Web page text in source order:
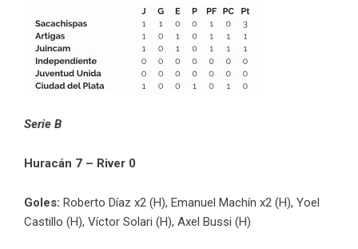
Serie B
Huracán 7 – River 0
Goles: Roberto Díaz x2 (H), Emanuel Machín x2 (H), Yoel
Castillo (H), Víctor Solari (H), Axel Bussi (H)